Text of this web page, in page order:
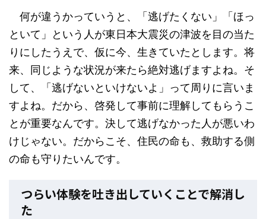
何が違うかっていうと、「逃げたくない」「ほっ
といて」という人が東日本大震災の津波を目の当た
りにしたうえで、仮に今、生きていたとします。将
来、同じような状況が来たら絶対逃げますよね。そ
して、「逃げないといけないよ」って周りに言いま
すよね。だから、啓発して事前に理解してもらうこ
とが重要なんです。決して逃げなかった人が悪いわ
けじゃない。だからこそ、住民の命も、救助する側
の命も守りたいんです。
つらい体験を吐き出していくことで解消し
た